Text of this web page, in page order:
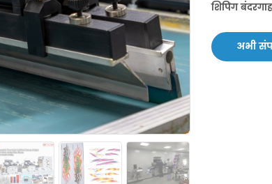
शिपिंग
अभी